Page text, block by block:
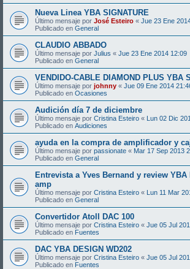
Nueva Linea YBA SIGNATURE
Último mensaje por José Esteiro « Jue 23 Ene
Publicado en General
CLAUDIO ABBADO
Último mensaje por Julius « Jue 23 Ene 2014 12:09
Publicado en General
VENDIDO-CABLE DIAMOND PLUS YBA
Último mensaje por johnny « Jue 09 Ene 2014
Publicado en Ocasiones
Audición día 7 de diciembre
Último mensaje por Cristina Esteiro « Lun 02 Dic
Publicado en Audiciones
ayuda en la compra de amplificador y
Último mensaje por passionate « Mar 17 Sep 2013
Publicado en General
Entrevista a Yves Bernand y review
amp
Último mensaje por Cristina Esteiro « Lun 11 Mar
Publicado en General
Convertidor Atoll DAC 100
Último mensaje por Cristina Esteiro « Jue 05 Jul
Publicado en Fuentes
DAC YBA DESIGN WD202
Último mensaje por Cristina Esteiro « Jue 05 Jul
Publicado en Fuentes